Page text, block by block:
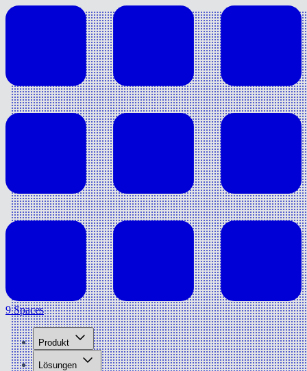
9 Spaces
Produkt
Lösungen